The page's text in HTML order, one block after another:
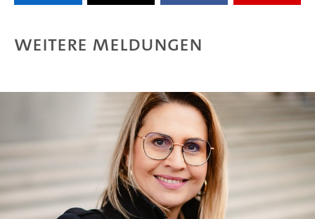
Weitere Meldungen